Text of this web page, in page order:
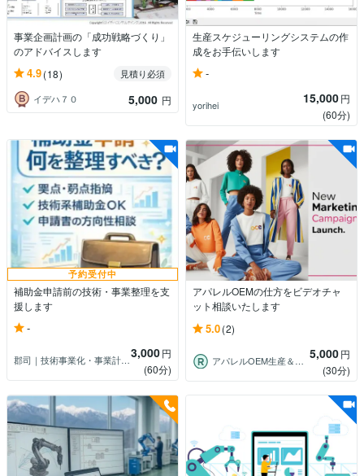
事業企画計画の「成功戦略づくり」
のアドバイスします
4.9(18)
見積り必須
イデハ７０
5,000 円
生産スケジューリングシステムの作
成をお手伝いします
-
yorihei 15,000円
(60分)
予約受付中
補助金申請前の技術・事業整理を支
援します
-
郡司｜技術事業化・事業計画アドバイザー3,000円
(60分)
アパレルOEMの仕方をビデオチャ
ット相談いたします
5.0(2)
アパレルOEM生産＆海外仕入サポート 5,000円
(30分)